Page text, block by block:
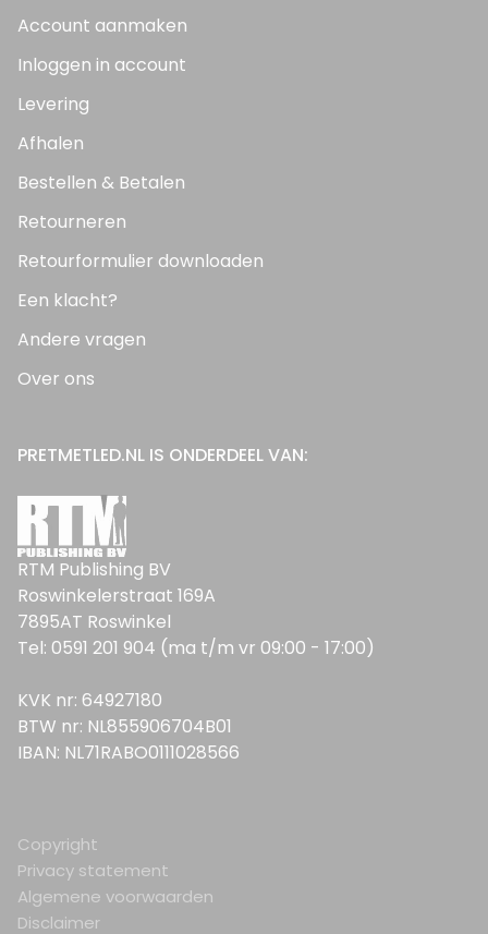
Account aanmaken
Inloggen in account
Levering
Afhalen
Bestellen & Betalen
Retourneren
Retourformulier downloaden
Een klacht?
Andere vragen
Over ons
PRETMETLED.NL IS ONDERDEEL VAN:
RTM Publishing BV
Roswinkelerstraat 169A
7895AT Roswinkel
Tel: 0591 201 904 (ma t/m vr 09:00 - 17:00)
KVK nr: 64927180
BTW nr: NL855906704B01
IBAN: NL71RABO0111028566
Copyright
Privacy statement
Algemene voorwaarden
Disclaimer